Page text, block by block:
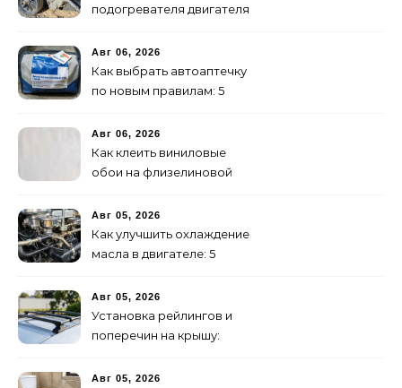
подогревателя двигателя
Авг 06, 2026
Как выбрать автоаптечку
по новым правилам: 5
Авг 06, 2026
Как клеить виниловые
обои на флизелиновой
инструкция
Авг 05, 2026
Как улучшить охлаждение
масла в двигателе: 5
Авг 05, 2026
Установка рейлингов и
поперечин на крышу:
Авг 05, 2026